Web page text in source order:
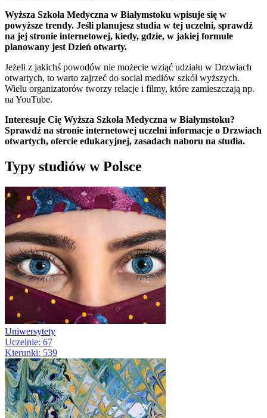
Wyższa Szkoła Medyczna w Białymstoku wpisuje się w
powyższe trendy. Jeśli planujesz studia w tej uczelni, sprawdź
na jej stronie internetowej, kiedy, gdzie, w jakiej formule
planowany jest Dzień otwarty.
Jeżeli z jakichś powodów nie możecie wziąć udziału w Drzwiach
otwartych, to warto zajrzeć do social mediów szkół wyższych.
Wielu organizatorów tworzy relacje i filmy, które zamieszczają np.
na YouTube.
Interesuje Cię Wyższa Szkoła Medyczna w Białymstoku?
Sprawdź na stronie internetowej uczelni informacje o Drzwiach
otwartych, ofercie edukacyjnej, zasadach naboru na studia.
Typy studiów w Polsce
Uniwersytety
Uczelnie: 67
Kierunki: 539